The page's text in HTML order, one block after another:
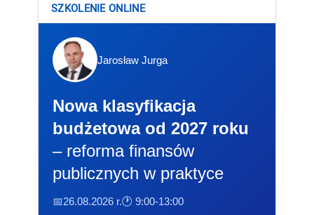
SZKOLENIE ONLINE
Jarosław Jurga
Nowa klasyfikacja
budżetowa od 2027 roku
– reforma finansów
publicznych w praktyce
📅26.08.2026 r.🕐 9:00-13:00